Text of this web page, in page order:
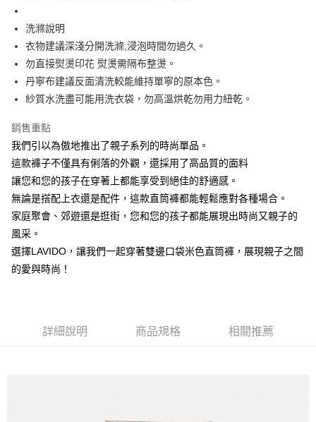
3.實際核准額度、可分期數及費用金額請依後續交易確認頁面所載為準。
4.訂單成立30分鐘內，如未前往確認交易或遇審核未通過，訂單將自動取
消。如遇「轉專審核」未通過狀況，表示未達大哥付你分期系統評分，恕無
法說明評估內容。
【繳款方式說明】
1.分期款項不併入電信帳單，「大哥付你分期」於每月結算日後寄送繳費提
2.透過簡訊連結打開帳單後，可選擇「超商條碼／台灣大直營門市／銀行轉
帳／街口支付／iPASS MONEY」等通路繳費。
【注意事項】
用戶於交易時，得透過本服務購買商品或服務，並由商店將買賣／分期付款
買賣價金債權讓與本公司後，依約使用本公司帳單繳交帳款。
2.基於同意付款使用「大哥付你分期」之契約關係目的，商店將以您的個人
資料（包含姓名、電話或地址）提供予台灣大哥大進項蒐集、處理及利用，
由本公司與您本人進行分期帳單所需資料之確認、核對及更正。
3.完整用戶服務條款，請詳閱以下連結：https://oppay.tw/userRule
每筆NT$60，滿NT$1,200(含以上)免運費
付款後全家取貨
每筆NT$60，滿NT$1,200(含以上)免運費
7-11取貨付款
每筆NT$60，滿NT$1,500(含以上)免運費
每筆NT$60，滿NT$1,500(含以上)免運費
宅配
每筆NT$100，滿NT$3,000(含以上)免運費
洗滌說明
衣物建議深淺分開洗滌,浸泡時間勿過久。
勿直接熨燙印花 熨燙需隔布整燙。
丹寧布建議反面清洗較能維持單寧的原本色。
紗質水洗盡可能用洗衣袋，勿高溫烘乾勿用力紐乾。
銷售重點
我們引以為傲地推出了親子系列的時尚單品。
這款褲子不僅具有俐落的外觀，還採用了高品質的面料
讓您和您的孩子在穿著上都能享受到絕佳的舒適感。
無論是搭配上衣還是配件，這款直筒褲都能輕鬆應對各種場合。
家庭聚會、郊遊還是逛街，您和您的孩子都能展現出時尚又親子的
風采。
選擇LAVIDO，讓我們一起穿著雙邊口袋米色直筒褲，展現親子之間
的愛與時尚！
詳細說明 商品規格 相關推薦